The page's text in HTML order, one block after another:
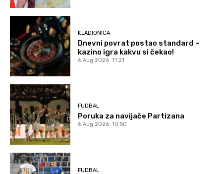
KLADIONICA
Dnevni povrat postao standard –
kazino igra kakvu si čekao!
6 Aug 2026. 11:21
FUDBAL
Poruka za navijače Partizana
6 Aug 2026. 10:50
FUDBAL